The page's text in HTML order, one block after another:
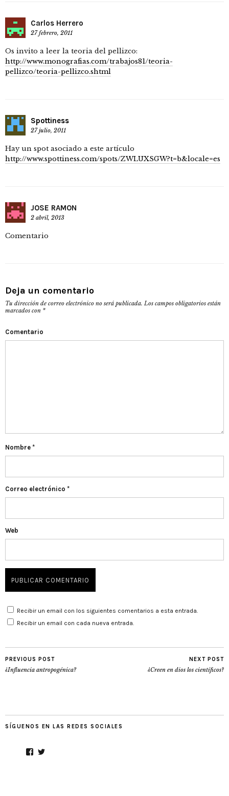
Carlos Herrero
27 febrero, 2011
Os invito a leer la teoria del pellizco:
http://www.monografias.com/trabajos81/teoria-
pellizco/teoria-pellizco.shtml
Spottiness
27 julio, 2011
Hay un spot asociado a este artículo
http://www.spottiness.com/spots/ZWLUXSGW?t=b&locale=es
JOSE RAMON
2 abril, 2013
Comentario
Deja un comentario
Tu dirección de correo electrónico no será publicada. Los campos obligatorios están
marcados con *
Comentario
Nombre *
Correo electrónico *
Web
Recibir un email con los siguientes comentarios a esta entrada.
Recibir un email con cada nueva entrada.
PREVIOUS POST
¿Influencia antropogénica?
NEXT POST
¿Creen en dios los científicos?
SÍGUENOS EN LAS REDES SOCIALES
Facebook